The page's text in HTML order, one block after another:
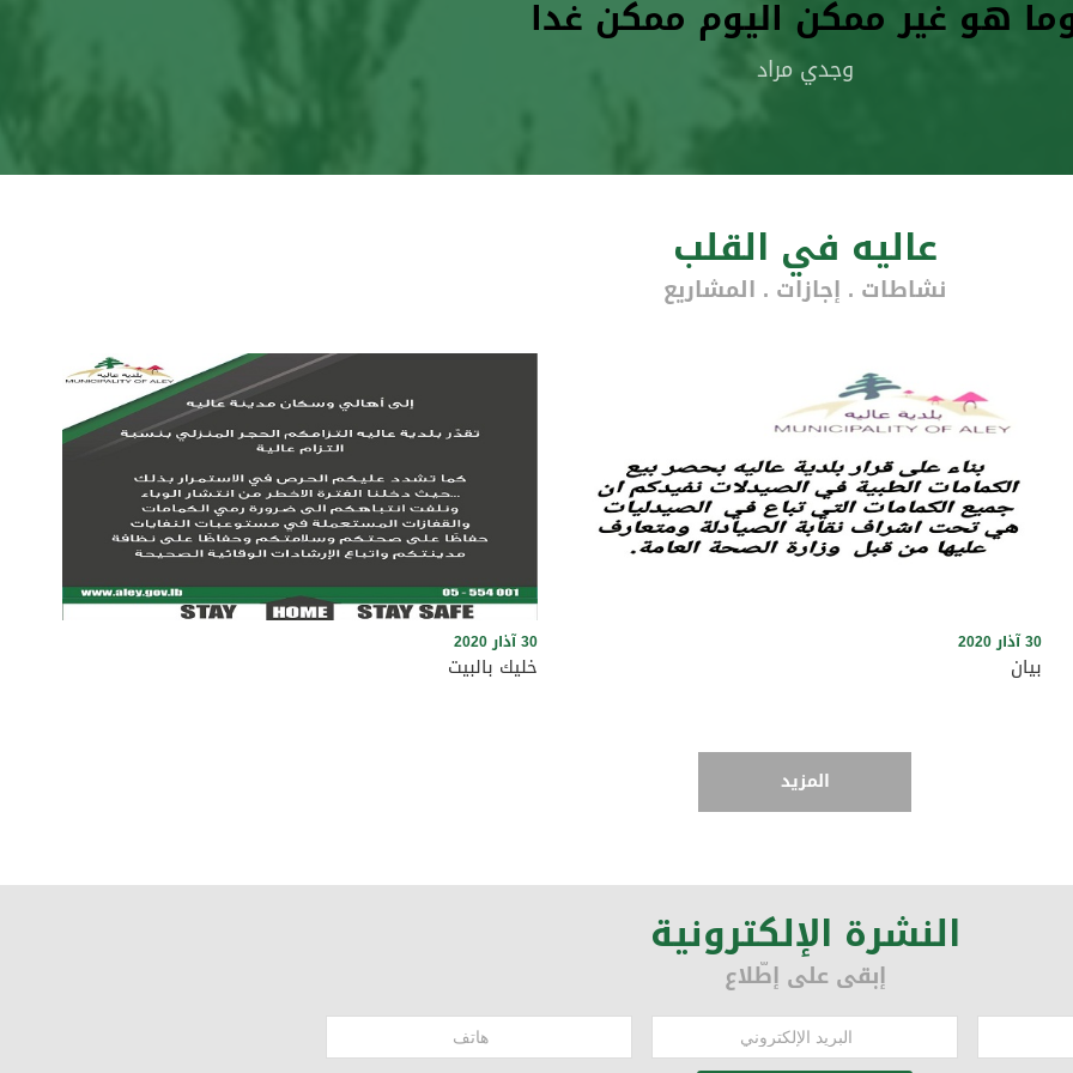
هو غير ممكن اليوم ممكن غدا
وجدي مراد
عاليه في القلب
نشاطات . إجازات . المشاريع
30 آذار 2020
بيان
30 آذار 2020
خليك بالبيت
المزيد
النشرة الإلكترونية
إبقى على إطّلاع